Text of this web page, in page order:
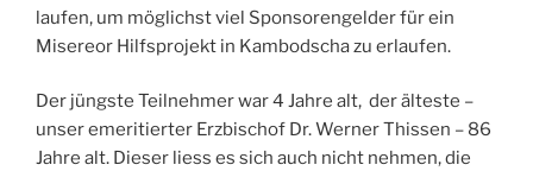
laufen, um möglichst viel Sponsorengelder für ein
Misereor Hilfsprojekt in Kambodscha zu erlaufen.
Der jüngste Teilnehmer war 4 Jahre alt, der älteste –
unser emeritierter Erzbischof Dr. Werner Thissen – 86
Jahre alt. Dieser liess es sich auch nicht nehmen, die